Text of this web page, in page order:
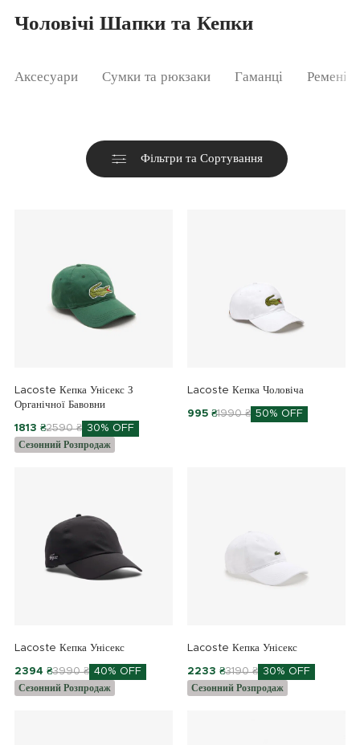
Чоловічі Шапки та Кепки
Аксесуари Сумки та рюкзаки Гаманці Ремені
Фільтри та Сортування
Lacoste Кепка Унісекс З
Органічної Бавовни
1813 ₴2590 ₴ 30% OFF
Сезонний Розпродаж
Lacoste Кепка Чоловіча
995 ₴1990 ₴ 50% OFF
Lacoste Кепка Унісекс
2394 ₴3990 ₴ 40% OFF
Сезонний Розпродаж
Lacoste Кепка Унісекс
2233 ₴3190 ₴ 30% OFF
Сезонний Розпродаж